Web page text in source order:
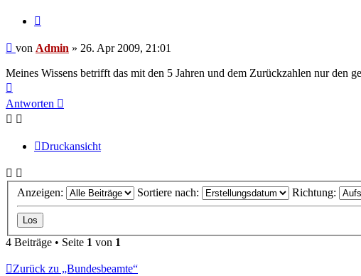
Beitrag
von Admin » 26. Apr 2009, 21:01
Meines Wissens betrifft das mit den 5 Jahren und dem Zurückzahlen nur den
oben
Antworten
Druckansicht
Anzeigen: Sortiere nach: Richtung:
4 Beiträge • Seite 1 von 1
Zurück zu „Bundesbeamte“